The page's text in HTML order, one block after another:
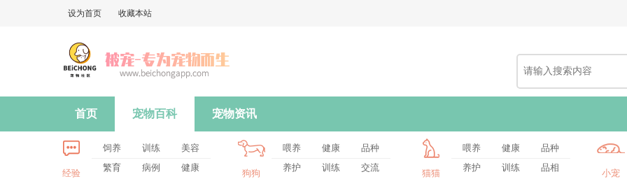
设为首页 收藏本站
首页 宠物百科 宠物资讯
经验
饲养 训练
美容
繁育
病例 健康
狗狗
喂养 健康
品种
养护
训练 交流
猫猫
喂养 健康
品种
养护
训练 品相
小宠